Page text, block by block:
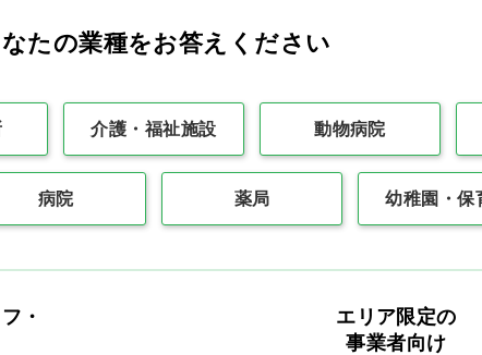
リルフィッティ
他
ログイン後表示
M
検査・検診用ニトリル手
袋(パープル) M…他
価格：ログイン後表示
XS S
価格
たの業種をお答えください
介護・福祉施設 動物病院
病院 薬局 幼稚園・保
・
エリア限定の
事業者向け